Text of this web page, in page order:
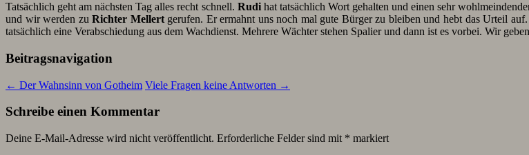
Tatsächlich geht am nächsten Tag alles recht schnell. Rudihat tatsächlich Wort gehalten und einen sehr
und wir werden zuRichter Mellertgerufen. Er ermahnt uns noch mal gute Bürger zu bleiben und hebt das Urteil
tatsächlich eine Verabschiedung aus dem Wachdienst. Mehrere Wächter stehen Spalier und dann ist es vorbei. Wir
Beitragsnavigation
← Der Wahnsinn von Gotheim Viele Fragen keine Antworten →
Schreibe einen Kommentar
Deine E-Mail-Adresse wird nicht veröffentlicht. Erforderliche Felder sind mit * markiert